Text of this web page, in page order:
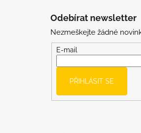
Odebírat newsletter
Nezmeškejte žádné
E-mail
PŘIHLÁSIT SE